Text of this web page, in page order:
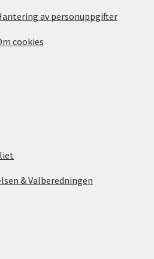
av personuppgifter
cookies
& Valberedningen